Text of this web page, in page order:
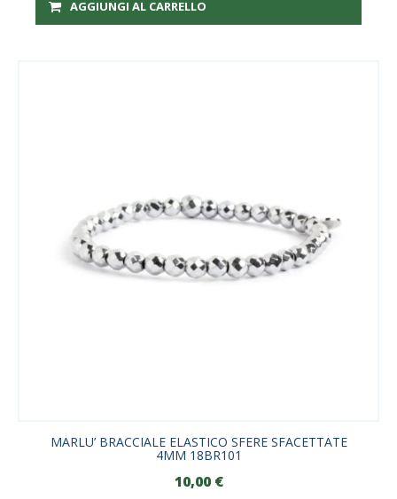
AGGIUNGI AL CARRELLO
MARLU’ BRACCIALE ELASTICO SFERE SFACETTATE
4MM 18BR101
10,00 €